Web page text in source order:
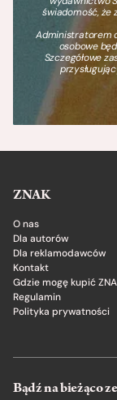
świadomość, że
Administratorem
osobowe
Szczegółowe
ZNAK
O nas
Dla autorów
Dla reklamodawców
Kontakt
Gdzie mogę kupić
Regulamin
Polityka prywatności
Bądź na bieżąco